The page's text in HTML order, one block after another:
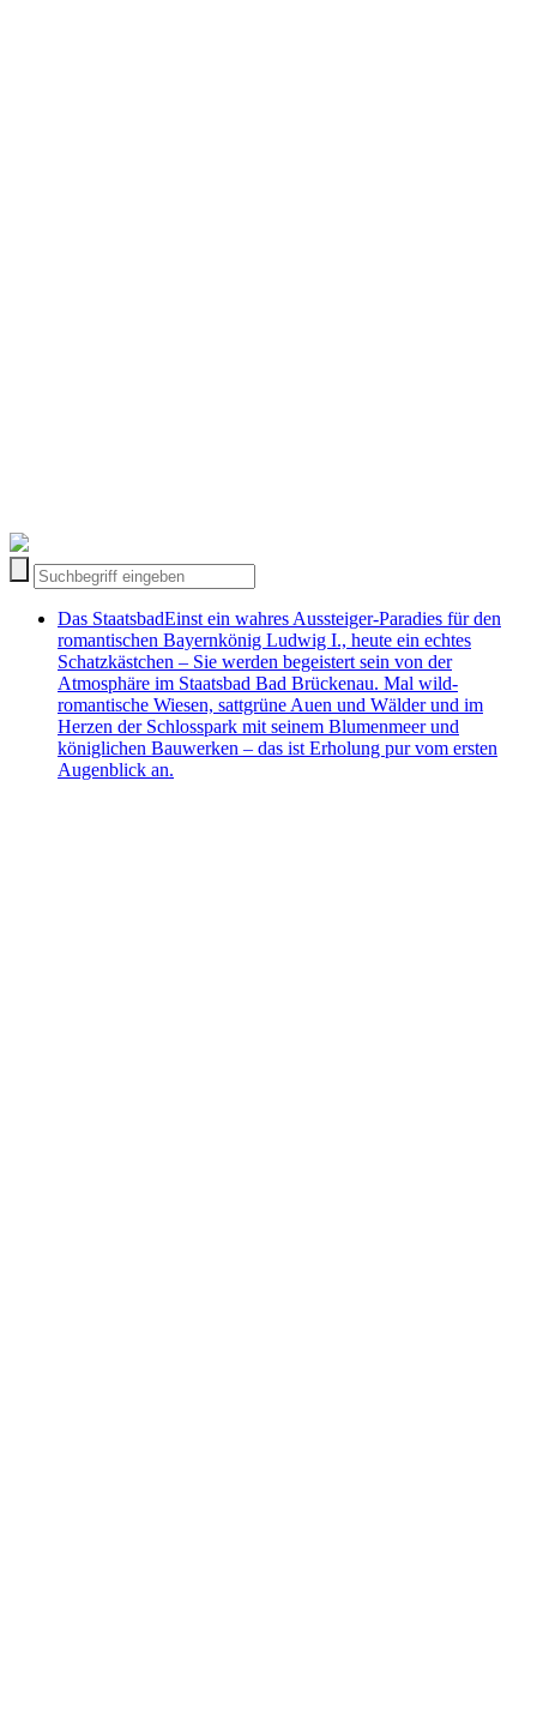
Das StaatsbadEinst ein wahres Aussteiger-Paradies für den
romantischen Bayernkönig Ludwig I., heute ein echtes
Schatzkästchen – Sie werden begeistert sein von der
Atmosphäre im Staatsbad Bad Brückenau. Mal wild-
romantische Wiesen, sattgrüne Auen und Wälder und im
Herzen der Schlosspark mit seinem Blumenmeer und
königlichen Bauwerken – das ist Erholung pur vom ersten
Augenblick an.